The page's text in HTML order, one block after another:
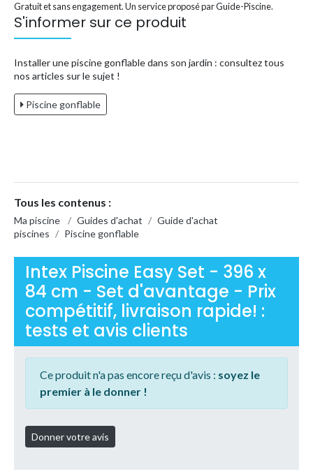
Gratuit et sans engagement. Un service proposé par Guide-Piscine.
S'informer sur ce produit
Installer une piscine gonflable dans son jardin : consultez tous
nos articles sur le sujet !
Piscine gonflable
Tous les contenus :
Ma piscine / Guides d'achat / Guide d'achat
piscines / Piscine gonflable
Intex Piscine Easy Set - 396 x
84 cm - Set d'avantage - Prix
compétitif, livraison rapide! :
tests et avis clients
Ce produit n'a pas encore reçu d'avis : soyez le
premier à le donner !